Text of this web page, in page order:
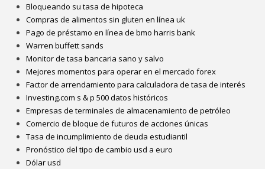
Bloqueando su tasa de hipoteca
Compras de alimentos sin gluten en línea uk
Pago de préstamo en línea de bmo harris bank
Warren buffett sands
Monitor de tasa bancaria sano y salvo
Mejores momentos para operar en el mercado forex
Factor de arrendamiento para calculadora de tasa de interés
Investing.com s & p 500 datos históricos
Empresas de terminales de almacenamiento de petróleo
Comercio de bloque de futuros de acciones únicas
Tasa de incumplimiento de deuda estudiantil
Pronóstico del tipo de cambio usd a euro
Dólar usd